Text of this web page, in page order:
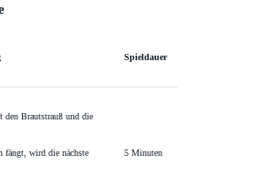
Spieldauer
den Brautstrauß und die
fängt, wird die nächste 5 Minuten